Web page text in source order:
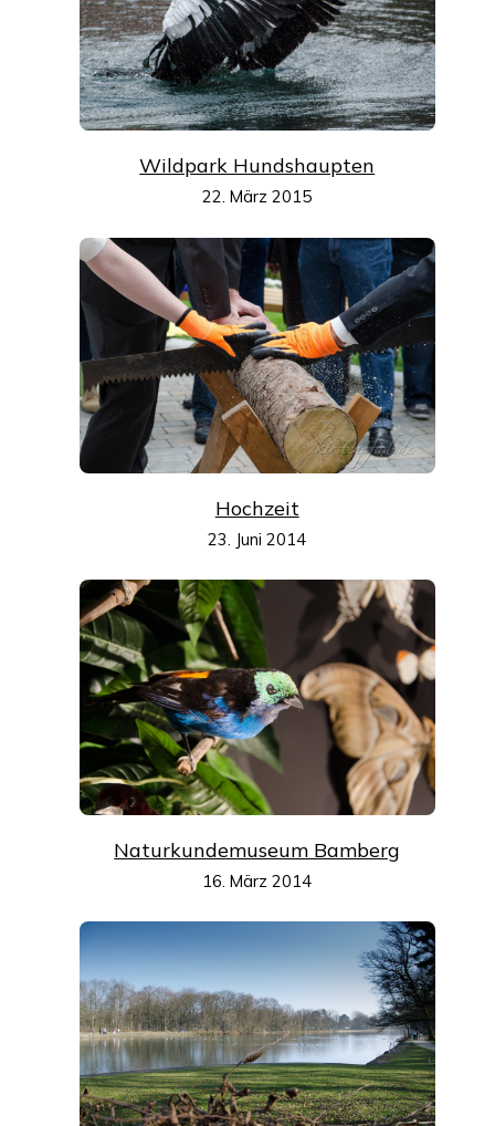
Wildpark Hundshaupten
22. März 2015
Hochzeit
23. Juni 2014
Naturkundemuseum Bamberg
16. März 2014